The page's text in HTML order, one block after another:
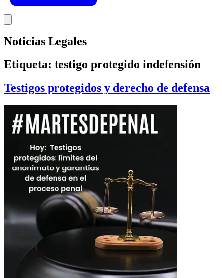
Noticias Legales
Etiqueta: testigo protegido indefensión
Testigos protegidos y derecho de defensa